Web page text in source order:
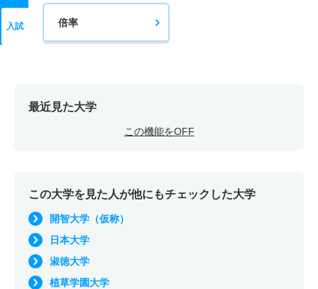
入試 倍率
最近見た大学
この機能をOFF
この大学を見た人が他にもチェックした大学
開智大学（仮称）
日本大学
淑徳大学
植草学園大学